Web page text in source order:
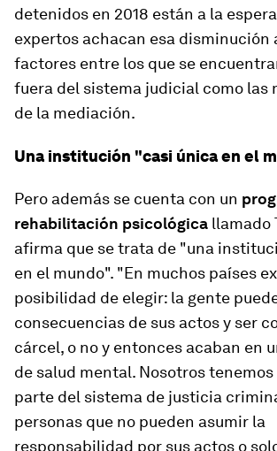
detenidos en 2018 están a la
expertos achacan esa disminución
factores entre los que se
fuera del sistema judicial como las
de la mediación.
Una institución "casi única en el
Pero además se cuenta con un
rehabilitación psicológica llamado
afirma que se trata de "una
en el mundo". "En muchos países
posibilidad de elegir: la gente
consecuencias de sus actos y ser
cárcel, o no y entonces acaban en
de salud mental. Nosotros tenemos
parte del sistema de justicia
personas que no pueden asumir la
responsabilidad por sus actos o